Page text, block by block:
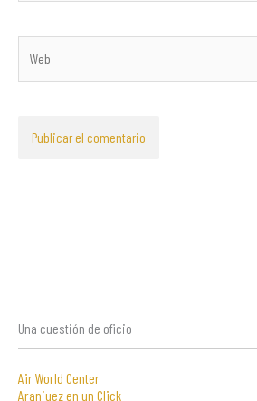
Una cuestión de oficio
Air World Center
Aranjuez en un Click